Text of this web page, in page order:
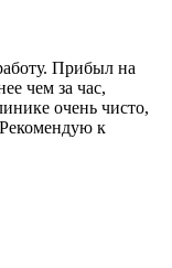
Прибыл на
чем за час,
очень чисто,
Рекомендую к